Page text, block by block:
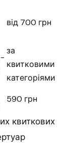
від 700 грн
за
квитковими
категоріями
590 грн
квиткових